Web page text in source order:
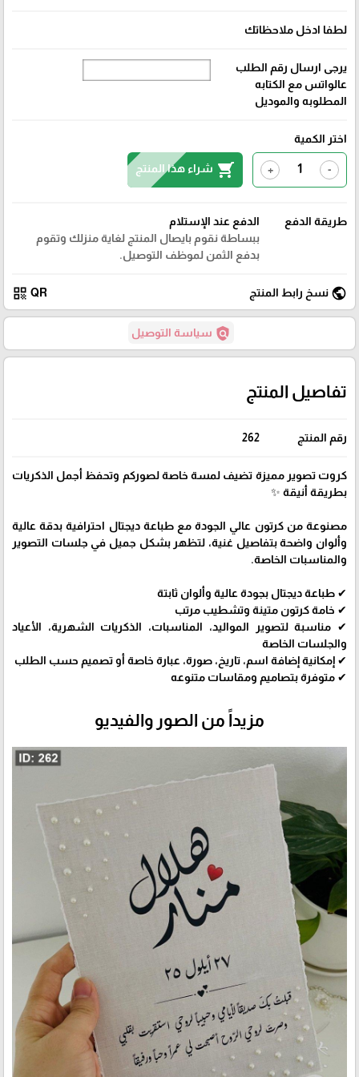
لطفا ادخل ملاحظاتك
يرجى ارسال رقم الطلب
عالواتس مع الكتابه
المطلوبه والموديل
اختر الكمية
-
+
shopping_cart شراء هذا المنتج
طريقة الدفع
الدفع عند الإستلام
ببساطة نقوم بايصال المنتج لغاية منزلك وتقوم
بدفع الثمن لموظف التوصيل.
public نسخ رابط المنتج QR
qr_code
policy سياسة التوصيل
تفاصيل المنتج
رقم المنتج 262
كروت تصوير مميزة تضيف لمسة خاصة لصوركم وتحفظ أجمل الذكريات
بطريقة أنيقة ✨
مصنوعة من كرتون عالي الجودة مع طباعة ديجتال احترافية بدقة عالية
وألوان واضحة بتفاصيل غنية، لتظهر بشكل جميل في جلسات التصوير
والمناسبات الخاصة.
✔ طباعة ديجتال بجودة عالية وألوان ثابتة
✔ خامة كرتون متينة وتشطيب مرتب
✔ مناسبة لتصوير المواليد، المناسبات، الذكريات الشهرية، الأعياد
والجلسات الخاصة
✔ إمكانية إضافة اسم، تاريخ، صورة، عبارة خاصة أو تصميم حسب الطلب
✔ متوفرة بتصاميم ومقاسات متنوعه
مزيداً من الصور والفيديو